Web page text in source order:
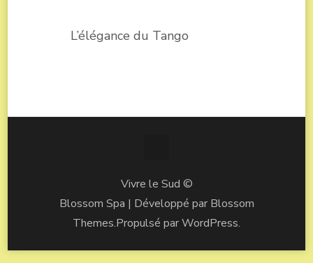
L’élégance du Tango
Vivre le Sud ©
Blossom Spa | Développé par Blossom
Themes.Propulsé parWordPress.